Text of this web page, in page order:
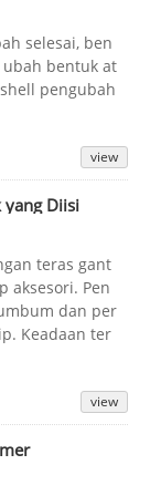
selesai, ben
ubah bentuk at
pengubah
view
yang Diisi
teras gant
aksesori. Pen
dan per
Keadaan ter
view